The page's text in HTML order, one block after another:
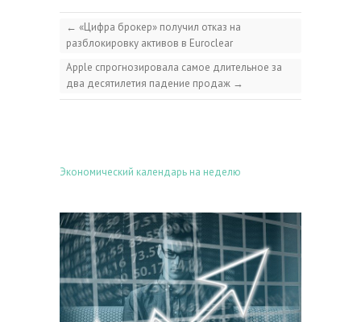
← «Цифра брокер» получил отказ на
разблокировку активов в Euroclear
Apple спрогнозировала самое длительное за
два десятилетия падение продаж →
Экономический календарь на неделю